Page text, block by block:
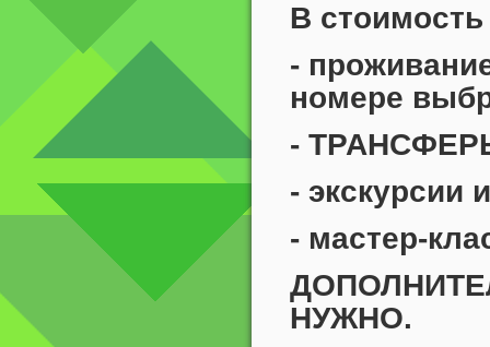
В
-
номере
-
- экскурсии
- мастер-
НУЖНО.